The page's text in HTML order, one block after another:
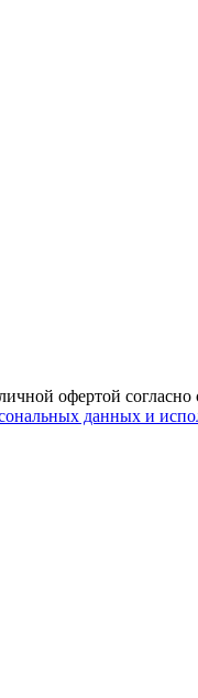
офертой
данных и